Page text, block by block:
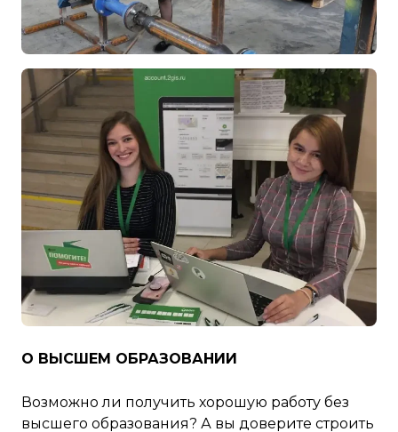
О ВЫСШЕМ ОБРАЗОВАНИИ
Возможно ли получить хорошую работу без
высшего образования? А вы доверите строить